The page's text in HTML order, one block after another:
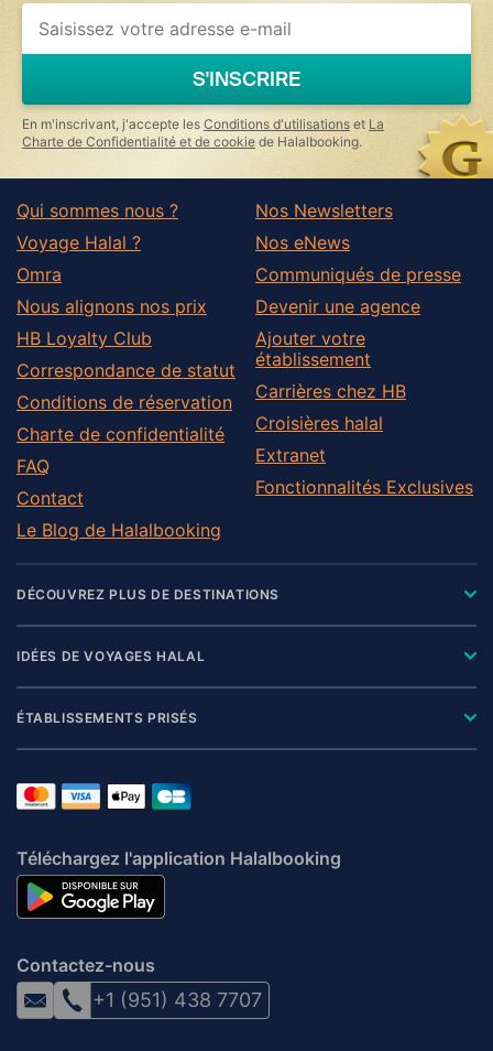
If
you
ignore
this
field
S'INSCRIRE
En m'inscrivant, j'accepte les Conditions d'utilisations et La
Charte de Confidentialité et de cookie de Halalbooking.
Qui sommes nous ?
Voyage Halal ?
Omra
Nous alignons nos prix
HB Loyalty Club
Correspondance de statut
Conditions de réservation
Charte de confidentialité
FAQ
Contact
Le Blog de Halalbooking
Nos Newsletters
Nos eNews
Communiqués de presse
Devenir une agence
Ajouter votre
établissement
Carrières chez HB
Croisières halal
Extranet
Fonctionnalités Exclusives
DÉCOUVREZ PLUS DE DESTINATIONS
IDÉES DE VOYAGES HALAL
ÉTABLISSEMENTS PRISÉS
Téléchargez l'application Halalbooking
Contactez-nous
+1 (951) 438 7707